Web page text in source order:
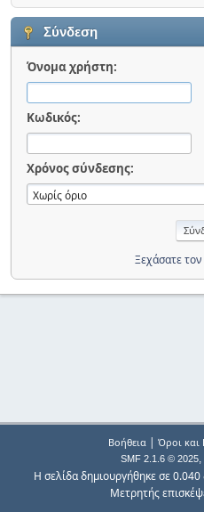
Σύνδεση
Όνομα χρήστη:
Κωδικός:
Χρόνος σύνδεσης:
Ξεχάσατε
Βοήθεια| Όροι και
SMF 2.1.6 © 2025,
Η σελίδα δημιουργήθηκε σε
Μετρητής